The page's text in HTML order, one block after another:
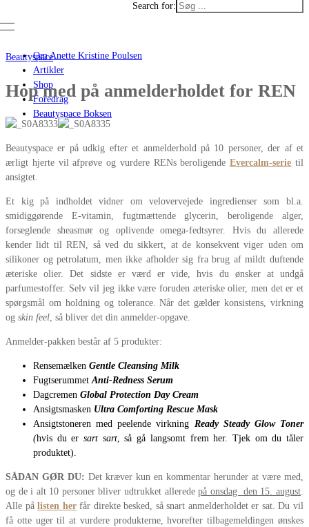
Search for:
Om Anette Kristine Poulsen
Artikler
Shop
Foredrag
Beautyspace Boksen
Beautyspace
Hop med på anmelderholdet for REN
Beautyspace er på udkig efter et anmelderhold på 10 personer, der af et
ærligt hjerte vil afprøve og vurdere RENs beroligendeEvercalm-serie til
ansigtet.
Et kig på indholdet vidner om velovervejede ingredienser som bl.a.
smidiggørende E-vitamin, fugtmættende glycerin, beroligende alger,
forseglende sheasmør og oplivende omega-fedtsyrer. Hvis du allerede
kender lidt til REN, så ved du sikkert, at de konsekvent viger uden om
silikoner og petrolatum, men ikke afholder sig fra brug af mildt duftende
æteriske olier. Det sidste er værd er vide, hvis du ønsker at undgå
parfumestoffer. Selv vil jeg ikke være foruden æteriske olier, men det er et
spørgsmål om holdning og tolerance. Når det gælder konsistens, virkning
og skin feel, så bliver det din anmelder-opgave.
Anmelder-pakken består af 5 produkter:
Rensemælken Gentle Cleansing Milk
FugtserummetAnti-Redness Serum
Dagcremen Global Protection Day Cream
Ansigtsmasken Ultra Comforting Rescue Mask
Ansigtstoneren med peelende virkning Ready Steady Glow Toner
(hvis du ersart sart, så gå langsomt frem her. Tjek om du tåler
produktet).
SÅDAN GØR DU: Det kræver kun en kommentar herunder at være med,
og de i alt 10 personer bliver udtrukket alleredepå onsdag den 15. august.
Alle pålisten herfår direkte besked, så snart anmelderholdet er sat. Du vil
få otte uger til at vurdere produkterne, hvorefter tilbagemeldingen ønskes